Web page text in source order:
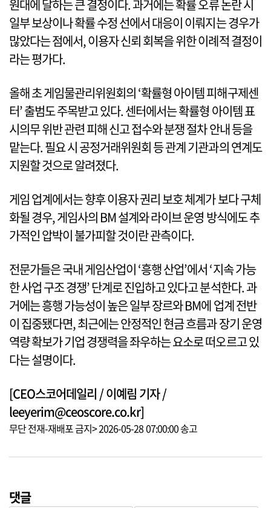
원대에 달하는 큰 결정이다. 과거에는 확률 오류 논란 시
일부 보상이나 확률 수정 선에서 대응이 이뤄지는 경우가
많았다는 점에서, 이용자 신뢰 회복을 위한 이례적 결정이
라는 평가다.
올해 초 게임물관리위원회의 ‘확률형 아이템 피해구제센
터’ 출범도 주목받고 있다. 센터에서는 확률형 아이템 표
시의무 위반 관련 피해 신고 접수와 분쟁 절차 안내 등을
맡는다. 필요 시 공정거래위원회 등 관계 기관과의 연계도
지원할 것으로 알려졌다.
게임 업계에서는 향후 이용자 권리 보호 체계가 보다 구체
화될 경우, 게임사의 BM 설계와 라이브 운영 방식에도 추
가적인 압박이 불가피할 것이란 관측이다.
전문가들은 국내 게임산업이 ‘흥행 산업’에서 ‘지속 가능
한 사업 구조 경쟁’ 단계로 진입하고 있다고 분석한다. 과
거에는 흥행 가능성이 높은 일부 장르와 BM에 업계 전반
이 집중됐다면, 최근에는 안정적인 현금 흐름과 장기 운영
역량 확보가 기업 경쟁력을 좌우하는 요소로 떠오르고 있
다는 설명이다.
[CEO스코어데일리 / 이예림 기자 /
leeyerim@ceoscore.co.kr]
무단 전재-재배포 금지> 2026-05-28 07:00:00 송고
댓글